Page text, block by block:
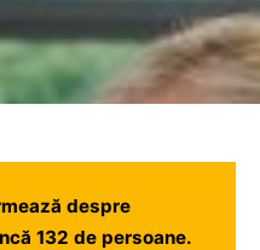
despre
132 de persoane.